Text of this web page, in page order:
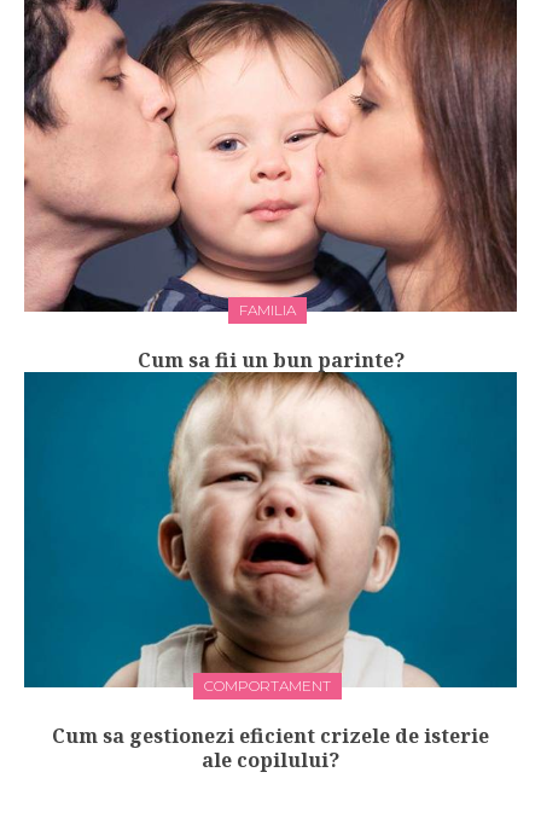
FAMILIA
Cum sa fii un bun parinte?
COMPORTAMENT
Cum sa gestionezi eficient crizele de isterie
ale copilului?